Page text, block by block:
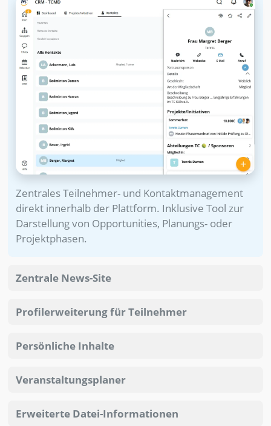
Zentrales Teilnehmer- und Kontaktmanagement
direkt innerhalb der Plattform. Inklusive Tool zur
Darstellung von Opportunities, Planungs- oder
Projektphasen.
Zentrale News-Site
Profilerweiterung für Teilnehmer
Persönliche Inhalte
Veranstaltungsplaner
Erweiterte Datei-Informationen